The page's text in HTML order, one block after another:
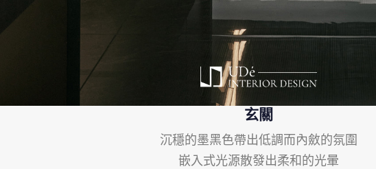
玄關
沉穩的墨黑色帶出低調而內斂的氛圍
嵌入式光源散發出柔和的光暈